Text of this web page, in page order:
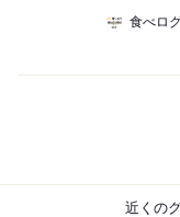
食べロ
近くの